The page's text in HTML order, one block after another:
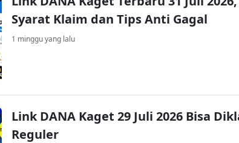
Syarat Klaim dan Tips Anti Gagal
1 minggu yang lalu
Link DANA Kaget 29 Juli 2026 Bisa
Reguler